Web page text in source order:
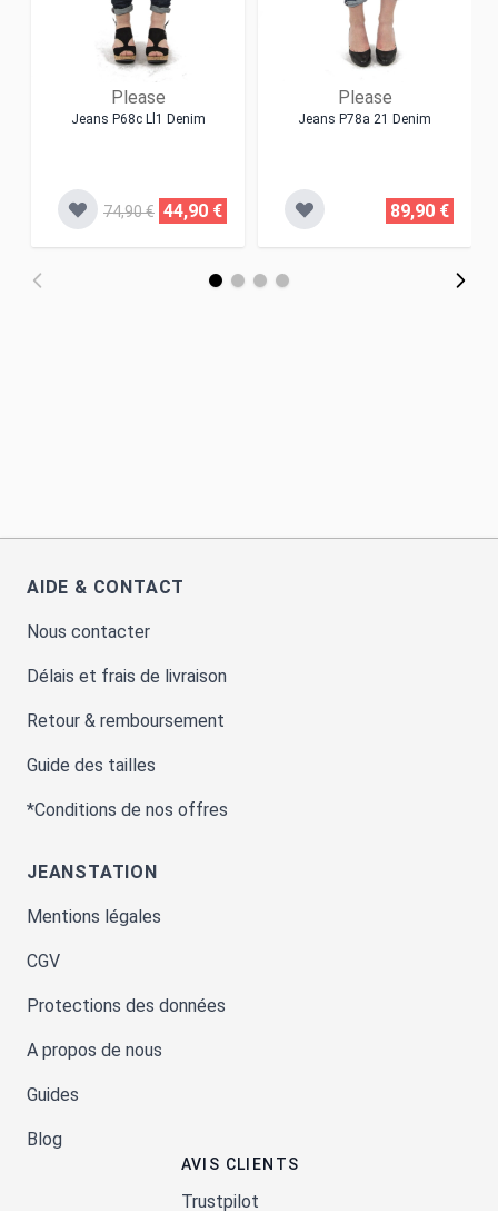
Please
Jeans P68c Ll1 Denim
74,90 € 44,90 €
Please
Jeans P78a 21 Denim
89,90 €
AIDE & CONTACT
Nous contacter
Délais et frais de livraison
Retour & remboursement
Guide des tailles
*Conditions de nos offres
JEANSTATION
Mentions légales
CGV
Protections des données
A propos de nous
Guides
Blog
AVIS CLIENTS
Trustpilot